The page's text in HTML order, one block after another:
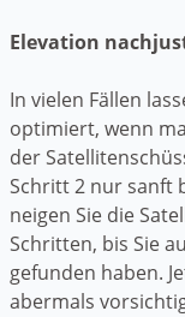
Elevation
In vielen Fällen
optimiert, wenn
der
Schritt 2 nur sanft
neigen Sie die
Schritten, bis Sie
gefunden haben.
abermals